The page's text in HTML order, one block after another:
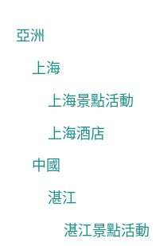
字
亞洲
上海
上海景點活動
上海酒店
中國
湛江
湛江景點活動